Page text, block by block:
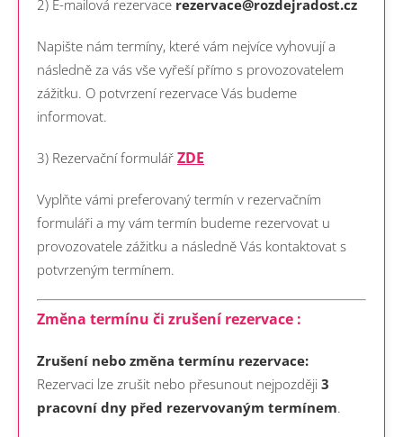
2) E-mailová rezervace rezervace@rozdejradost.cz
Napište nám termíny, které vám nejvíce vyhovují a
následně za vás vše vyřeší přímo s provozovatelem
zážitku. O potvrzení rezervace Vás budeme
informovat.
3) Rezervační formulář ZDE
Vyplňte vámi preferovaný termín v rezervačním
formuláři a my vám termín budeme rezervovat u
provozovatele zážitku a následně Vás kontaktovat s
potvrzeným termínem.
Změna termínu či zrušení rezervace :
Zrušení nebo změna termínu rezervace:
Rezervaci lze zrušit nebo přesunout nejpozději 3
pracovní dny před rezervovaným termínem.